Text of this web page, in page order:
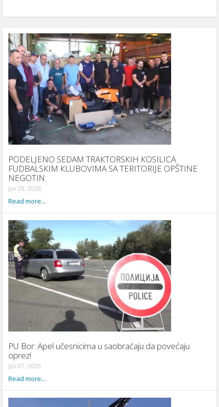
PODELJENO SEDAM TRAКTORSКIH КOSILICA
FUDBALSКIM КLUBOVIMA SA TERITORIJE OPŠTINE
NEGOTIN
јул 29, 2026
Read more...
PU Bor: Apel učesnicima u saobraćaju da povećaju
oprez!
јул 07, 2026
Read more...